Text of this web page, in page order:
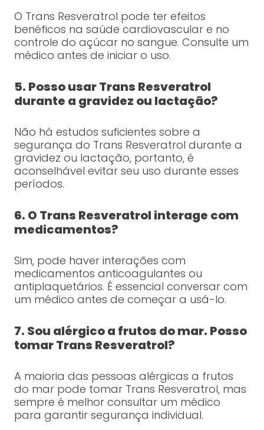
O Trans Resveratrol pode ter efeitos
benéficos na saúde cardiovascular e no
controle do açúcar no sangue. Consulte um
médico antes de iniciar o uso.
5. Posso usar Trans Resveratrol
durante a gravidez ou lactação?
Não há estudos suficientes sobre a
segurança do Trans Resveratrol durante a
gravidez ou lactação, portanto, é
aconselhável evitar seu uso durante esses
períodos.
6. O Trans Resveratrol interage com
medicamentos?
Sim, pode haver interações com
medicamentos anticoagulantes ou
antiplaquetários. É essencial conversar com
um médico antes de começar a usá-lo.
7. Sou alérgico a frutos do mar. Posso
tomar Trans Resveratrol?
A maioria das pessoas alérgicas a frutos
do mar pode tomar Trans Resveratrol, mas
sempre é melhor consultar um médico
para garantir segurança individual.